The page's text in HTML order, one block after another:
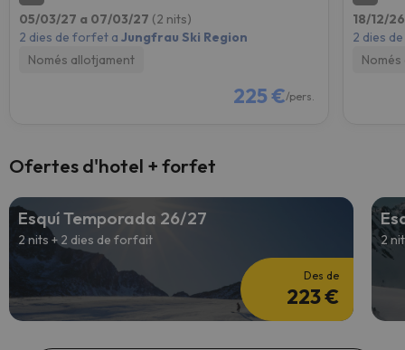
05/03/27 a 07/03/27 (2 nits)
2 dies de forfet a Jungfrau Ski Region
Només allotjament
225 €/pers.
18/12/
2 dies
Ofertes d'hotel + forfet
Esquí Temporada 26/27
2 nits + 2 dies de forfait
Des de
223 €
2